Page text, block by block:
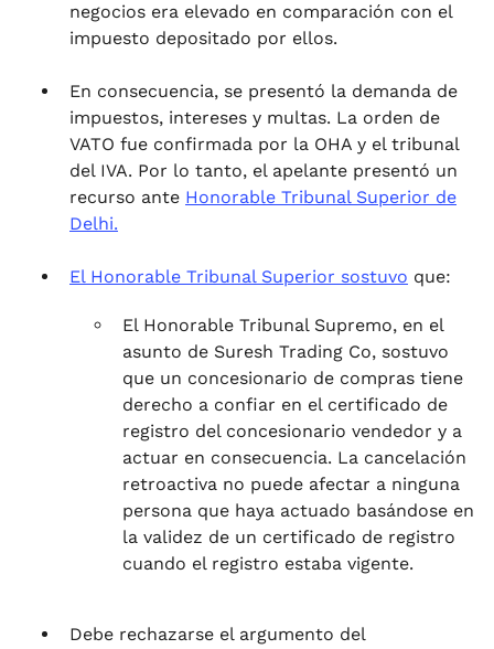
negocios era elevado en comparación con el
impuesto depositado por ellos.
En consecuencia, se presentó la demanda de
impuestos, intereses y multas. La orden de
VATO fue confirmada por la OHA y el tribunal
del IVA. Por lo tanto, el apelante presentó un
recurso ante Honorable Tribunal Superior de
Delhi.
El Honorable Tribunal Superior sostuvo que:
El Honorable Tribunal Supremo, en el
asunto de Suresh Trading Co, sostuvo
que un concesionario de compras tiene
derecho a confiar en el certificado de
registro del concesionario vendedor y a
actuar en consecuencia. La cancelación
retroactiva no puede afectar a ninguna
persona que haya actuado basándose en
la validez de un certificado de registro
cuando el registro estaba vigente.
Debe rechazarse el argumento del